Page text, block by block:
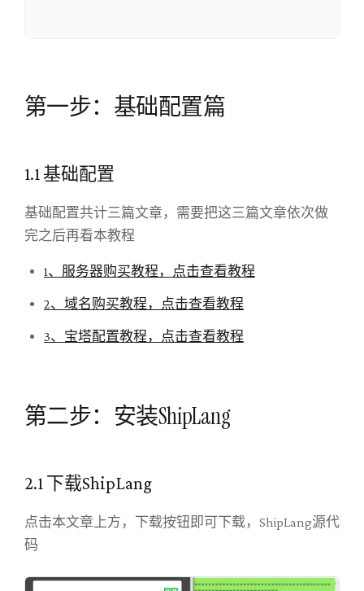
第一步：基础配置篇
1.1 基础配置
基础配置共计三篇文章，需要把这三篇文章依次做
完之后再看本教程
1、服务器购买教程，点击查看教程
2、域名购买教程，点击查看教程
3、宝塔配置教程，点击查看教程
第二步：安装ShipLang
2.1 下载ShipLang
点击本文章上方，下载按钮即可下载，ShipLang源代
码